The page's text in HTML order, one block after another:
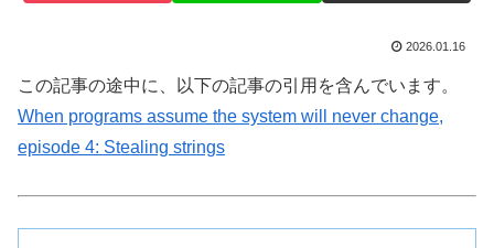
2026.01.16
この記事の途中に、以下の記事の引用を含んでいます。
When programs assume the system will never change,
episode 4: Stealing strings